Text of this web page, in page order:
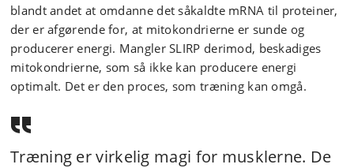
blandt andet at omdanne det såkaldte mRNA til proteiner,
der er afgørende for, at mitokondrierne er sunde og
producerer energi. Mangler SLIRP derimod, beskadiges
mitokondrierne, som så ikke kan producere energi
optimalt. Det er den proces, som træning kan omgå.
Træning er virkelig magi for musklerne. De